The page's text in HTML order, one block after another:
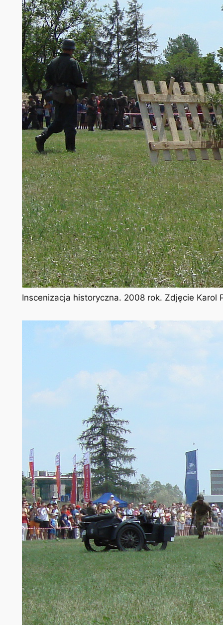
Inscenizacja historyczna. 2008 rok. Zdjęcie Karol